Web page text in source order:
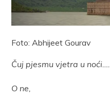
Foto: Abhijeet Gourav
Čuj pjesmu vjetra u noći….
O ne,